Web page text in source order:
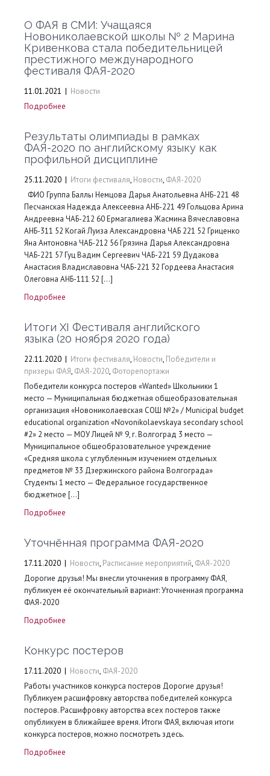
О ФАЯ в СМИ: Учащаяся
Новониколаевской школы № 2 Марина
Кривенкова стала победительницей
престижного международного
фестиваля ФАЯ-2020
11.01.2021 | Новости
Подробнее
Результаты олимпиады в рамках
ФАЯ-2020 по английскому языку как
профильной дисциплине
25.11.2020 | Итоги фестиваля, Новости, ФАЯ-2020
ФИО Группа Баллы Немцова Дарья Анатольевна АНБ-221 48
Песчанская Надежда Алексеевна АНБ-221 49 Гольцова Арина
Андреевна ЧАБ-212 60 Ермагалиева Жасмина Вячеславовна
АНБ-311 52 Когай Луиза Александровна ЧАБ 221 52 Гриценко
Яна Антоновна ЧАБ-212 56 Грязина Дарья Александровна
ЧАБ-221 57 Гуц Вадим Сергеевич ЧАБ-221 59 Дудакова
Анастасия Владиславовна ЧАБ-221 32 Гордеева Анастасия
Олеговна АНБ-111 52 […]
Подробнее
Итоги XI Фестиваля английского
языка (20 ноября 2020 года)
22.11.2020 | Итоги фестиваля, Новости, Победители и
призеры ФАЯ, ФАЯ-2020, Фоторепортажи
Победители конкурса постеров «Wanted» Школьники 1
место — Муниципальная бюджетная общеобразовательная
организация «Новониколаевская СОШ №2» / Municipal budget
educational organization «Novonikolaevskaya secondary school
#2» 2 место — МОУ Лицей № 9, г. Волгоград 3 место —
Муниципальное общеобразовательное учреждение
«Средняя школа с углубленным изучением отдельных
предметов № 33 Дзержинского района Волгограда»
Студенты 1 место — Федеральное государственное
бюджетное […]
Подробнее
Уточнённая программа ФАЯ-2020
17.11.2020 | Новости, Расписание мероприятий, ФАЯ-2020
Дорогие друзья! Мы внесли уточнения в программу ФАЯ,
публикуем её окончательный вариант: Уточненная программа
ФАЯ-2020
Подробнее
Конкурс постеров
17.11.2020 | Новости, ФАЯ-2020
Работы участников конкурса постеров Дорогие друзья!
Публикуем расшифровку авторства победителей конкурса
постеров. Расшифровку авторства всех постеров также
опубликуем в ближайшее время. Итоги ФАЯ, включая итоги
конкурса постеров, можно посмотреть здесь.
Подробнее